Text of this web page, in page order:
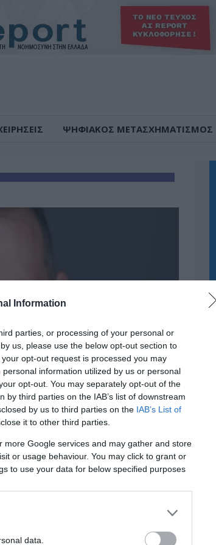
Information
parties, or processing of your personal or
us, please use the below opt-out section to
opt-out request is processed you may
information utilized by us or personal
opt-out. You may separately opt-out of the
third parties on the IAB’s list of downstream
by us to third parties on the IAB’s List of
it to other third parties.
Google services and may gather and store
or usage behaviour. You may click to grant or
to use your data for below specified purposes
data.
ΨΗΦΙΑΚΟΣ ΜΕΤΑΣΧΗΜΑΤΙΣΜΟΣ